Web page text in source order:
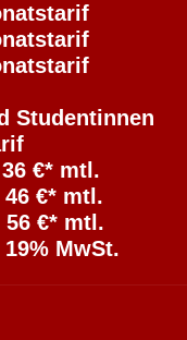
Studentinnen
€* mtl.
€* mtl.
€* mtl.
MwSt.